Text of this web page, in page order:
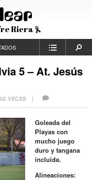
Riera
5 – At. Jesús
VECES |
Goleada del
Playas con
mucho juego
duro y tangana
incluida.
Alineaciones: